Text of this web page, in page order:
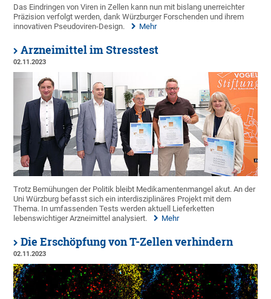
Das Eindringen von Viren in Zellen kann nun mit bislang unerreichter
Präzision verfolgt werden, dank Würzburger Forschenden und ihrem
innovativen Pseudoviren-Design.
Mehr
Arzneimittel im Stresstest
02.11.2023
Trotz Bemühungen der Politik bleibt Medikamentenmangel akut. An der
Uni Würzburg befasst sich ein interdisziplinäres Projekt mit dem
Thema. In umfassenden Tests werden aktuell Lieferketten
lebenswichtiger Arzneimittel analysiert.
Mehr
Die Erschöpfung von T-Zellen verhindern
02.11.2023